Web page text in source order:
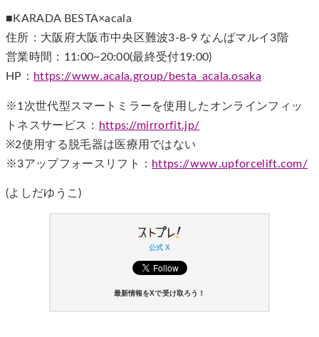
■KARADA BESTA×acala
住所：大阪府大阪市中央区難波3-8-9 なんばマルイ3階
営業時間：11:00~20:00(最終受付19:00)
HP： https://www.acala.group/besta_acala.osaka
※1次世代型スマートミラーを使用したオンラインフィッ
トネスサービス：
https://mirrorfit.jp/
※2使用する脱毛器は医療用ではない
※3アップフォースリフト： https://www.upforcelift.com/
(よしだゆうこ)
公式 X
最新情報をXで受け取ろう！